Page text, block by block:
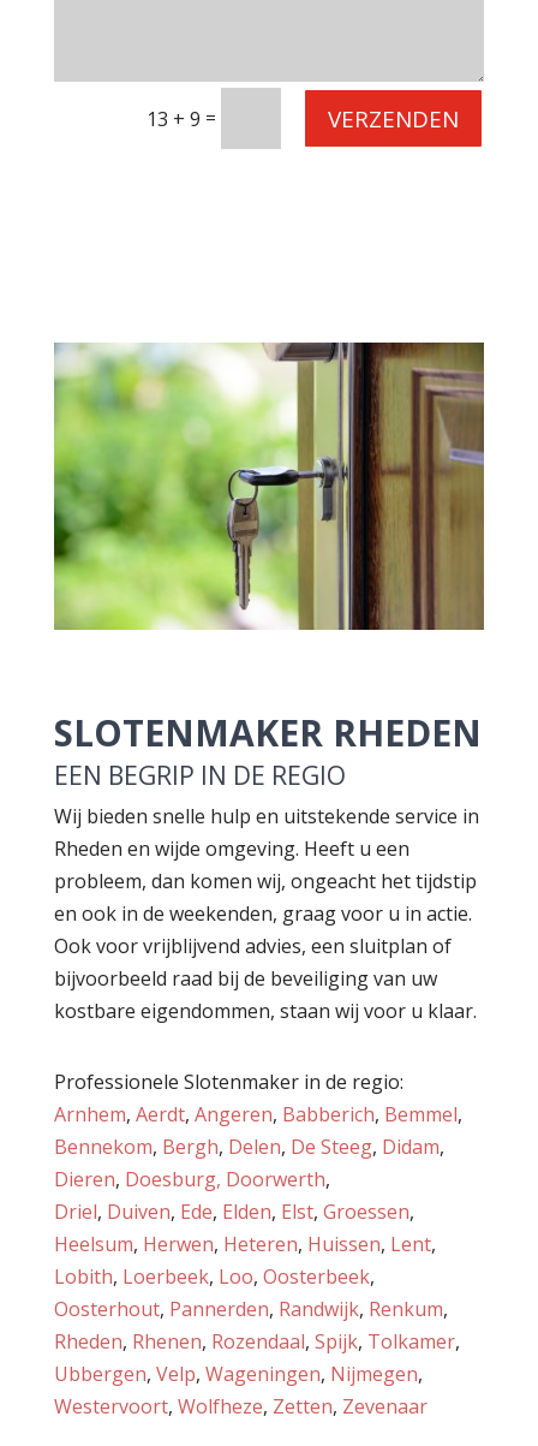
13 + 9 = VERZENDEN
SLOTENMAKER RHEDEN
EEN BEGRIP IN DE REGIO
Wij bieden snelle hulp en uitstekende service in
Rheden en wijde omgeving. Heeft u een
probleem, dan komen wij, ongeacht het tijdstip
en ook in de weekenden, graag voor u in actie.
Ook voor vrijblijvend advies, een sluitplan of
bijvoorbeeld raad bij de beveiliging van uw
kostbare eigendommen, staan wij voor u klaar.
Professionele Slotenmaker in de regio:
Arnhem, Aerdt, Angeren, Babberich, Bemmel,
Bennekom, Bergh, Delen, De Steeg, Didam,
Dieren, Doesburg, Doorwerth,
Driel, Duiven, Ede, Elden, Elst, Groessen,
Heelsum, Herwen, Heteren, Huissen, Lent,
Lobith, Loerbeek, Loo, Oosterbeek,
Oosterhout, Pannerden, Randwijk, Renkum,
Rheden, Rhenen, Rozendaal, Spijk, Tolkamer,
Ubbergen, Velp, Wageningen, Nijmegen,
Westervoort, Wolfheze, Zetten, Zevenaar